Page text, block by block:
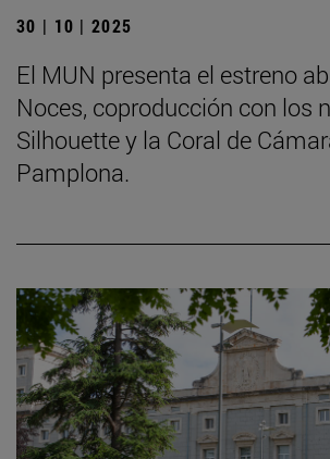
30 | 10 | 2025
El MUN presenta el estreno
Noces, coproducción con los
Silhouette y la Coral de
Pamplona.